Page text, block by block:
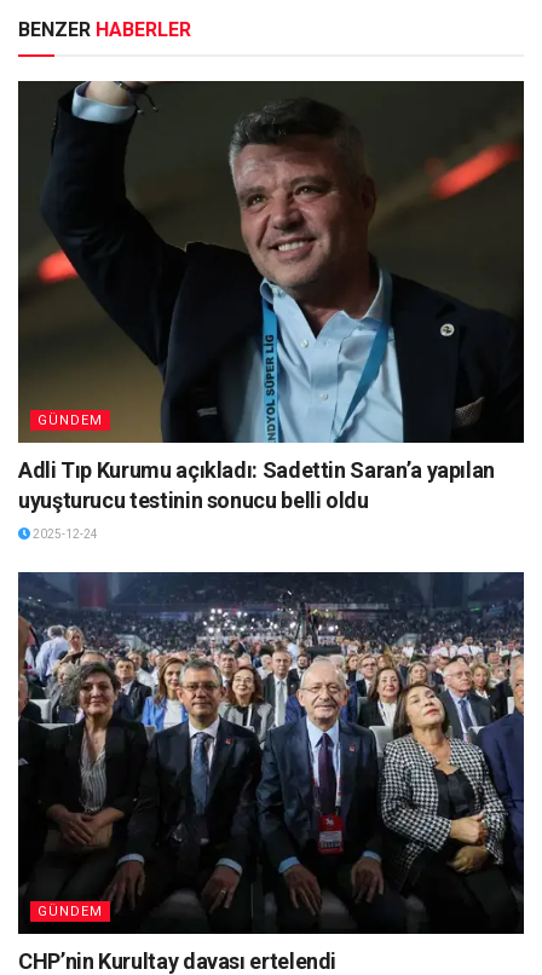
BENZER HABERLER
GÜNDEM
Adli Tıp Kurumu açıkladı: Sadettin Saran’a yapılan
uyuşturucu testinin sonucu belli oldu
2025-12-24
GÜNDEM
CHP’nin Kurultay davası ertelendi